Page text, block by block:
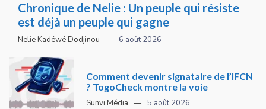
Chronique de Nelie : Un peuple qui résiste
est déjà un peuple qui gagne
Nelie Kadéwé Dodjinou 6 août 2026
Comment devenir signataire de l’IFCN
? TogoCheck montre la voie
Sunvi Média 5 août 2026